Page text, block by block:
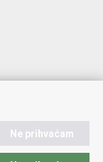
Ne prihvaćam